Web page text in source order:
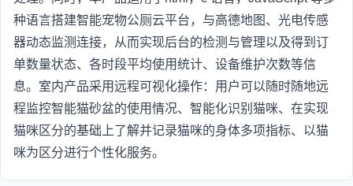
种语言搭建智能宠物公厕云平台，与高德地图、光电传感
器动态监测连接，从而实现后台的检测与管理以及得到订
单数量状态、各时段平均使用统计、设备维护次数等信
息。室内产品采用远程可视化操作：用户可以随时随地远
程监控智能猫砂盆的使用情况、智能化识别猫咪、在实现
猫咪区分的基础上了解并记录猫咪的身体多项指标、以猫
咪为区分进行个性化服务。